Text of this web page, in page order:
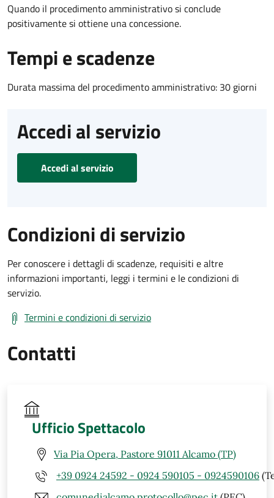
Quando il procedimento amministrativo si conclude
positivamente si ottiene una concessione.
Tempi e scadenze
Durata massima del procedimento amministrativo: 30 giorni
Accedi al servizio
Accedi al servizio
Condizioni di servizio
Per conoscere i dettagli di scadenze, requisiti e altre
informazioni importanti, leggi i termini e le condizioni di
servizio.
Termini e condizioni di servizio
Contatti
Ufficio Spettacolo
Via Pia Opera, Pastore 91011 Alcamo (TP)
+39 0924 24592 - 0924 590105 - 0924590106